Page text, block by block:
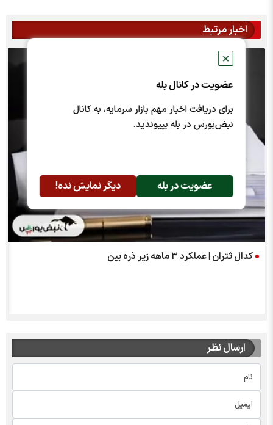
✕
عضویت در کانال بله
برای دریافت اخبار مهم بازار سرمایه، به کانال
نبض‌بورس در بله بپیوندید.
عضویت در بله دیگر نمایش نده!
اخبار مرتبط
کدال ثتران | عملکرد ۳ ماهه زیر ذره بین
ارسال نظر